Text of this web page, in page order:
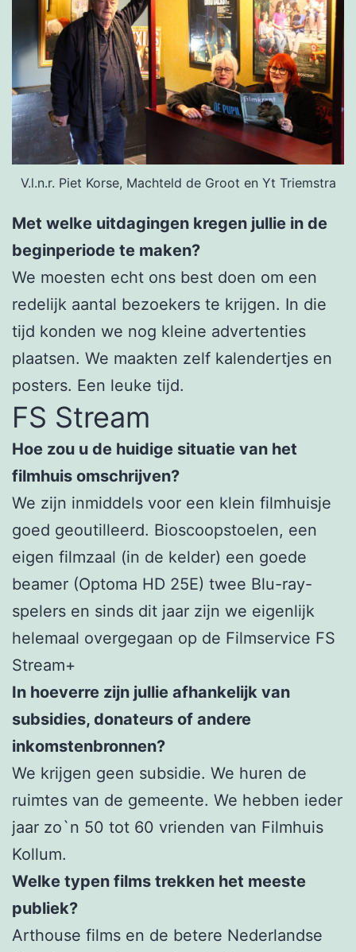
V.l.n.r. Piet Korse, Machteld de Groot en Yt Triemstra
Met welke uitdagingen kregen jullie in de
beginperiode te maken?
We moesten echt ons best doen om een
redelijk aantal bezoekers te krijgen. In die
tijd konden we nog kleine advertenties
plaatsen. We maakten zelf kalendertjes en
posters. Een leuke tijd.
FS Stream
Hoe zou u de huidige situatie van het
filmhuis omschrijven?
We zijn inmiddels voor een klein filmhuisje
goed geoutilleerd. Bioscoopstoelen, een
eigen filmzaal (in de kelder) een goede
beamer (Optoma HD 25E) twee Blu-ray-
spelers en sinds dit jaar zijn we eigenlijk
helemaal overgegaan op de Filmservice FS
Stream+
In hoeverre zijn jullie afhankelijk van
subsidies, donateurs of andere
inkomstenbronnen?
We krijgen geen subsidie. We huren de
ruimtes van de gemeente. We hebben ieder
jaar zo`n 50 tot 60 vrienden van Filmhuis
Kollum.
Welke typen films trekken het meeste
publiek?
Arthouse films en de betere Nederlandse